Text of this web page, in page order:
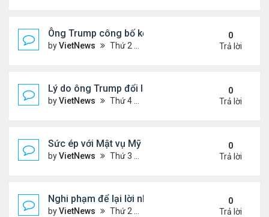
Ông Trump công bố kế hoạch chấm dứt chiến sự
byVietNews Thứ 2 Tháng 9 29, 2025 4:47 pm
0
Trả lời
Lý do ông Trump đổi lập trường về lãnh thổ
byVietNews Thứ 4 Tháng 9 24, 2025 4:44 pm
0
Trả lời
Sức ép với Mật vụ Mỹ khi bảo vệ lễ tưởng niệm
byVietNews Thứ 3 Tháng 9 16, 2025 5:42 pm
0
Trả lời
Nghi phạm để lại lời nhắn trước khi ám sát Charlie
byVietNews Thứ 2 Tháng 9 15, 2025 4:33 pm
0
Trả lời